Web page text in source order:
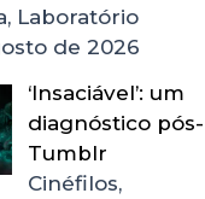
Laboratório
de 2026
‘Insaciável’: um
diagnóstico pós-
Tumblr
Cinéfilos,